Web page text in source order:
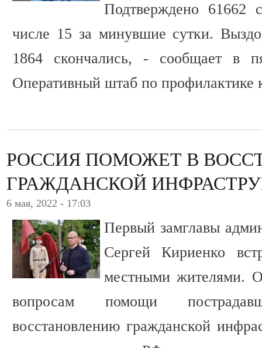
Подтверждено 61662
числе 15 за минувшие сутки.
1864 скончались, - сообщает в
Оперативный штаб по профилактике
РОССИЯ ПОМОЖЕТ В
ГРАЖДАНСКОЙ
6 мая, 2022 - 17:03
Первый замглавы
Сергей Кириенко
местными жителями.
вопросам помощи
восстановлению гражданской